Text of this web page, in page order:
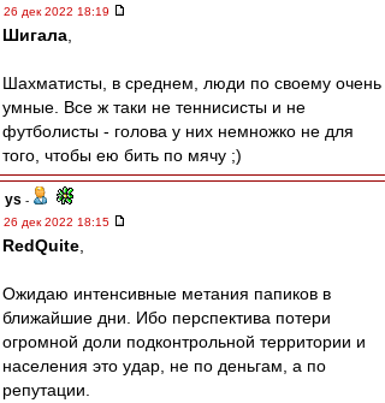
26 дек 2022 18:19
Шигала
Шахматисты, в среднем, люди по своему очень
умные. Все ж таки не теннисисты и не
футболисты - голова у них немножко не для
того, чтобы ею бить по мячу ;)
ys -
26 дек 2022 18:15
RedQuite
Ожидаю интенсивные метания папиков в
ближайшие дни. Ибо перспектива потери
огромной доли подконтрольной территории и
населения это удар, не по деньгам, а по
репутации.